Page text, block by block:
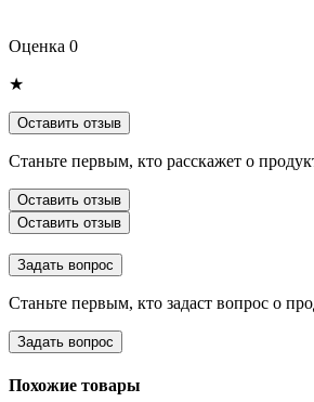
Оценка 0
★
Оставить отзыв
Станьте первым, кто расскажет о
Оставить отзыв
Оставить отзыв
Задать вопрос
Станьте первым, кто задаст вопрос о
Задать вопрос
Похожие товары